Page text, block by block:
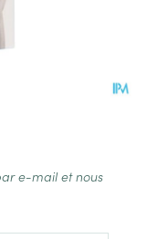
e-mail et nous